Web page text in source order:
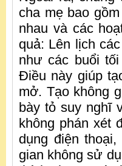
cha mẹ bao
nhau và các
quả: Lên lịch
như các buổi
Điều này giúp
mở. Tạo không
bày tỏ suy nghĩ
không phán xét
dụng điện
gian không sử